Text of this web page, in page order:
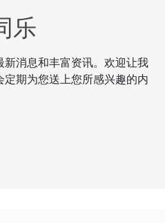
乐
消息和丰富资讯。欢迎让我
期为您送上您所感兴趣的内